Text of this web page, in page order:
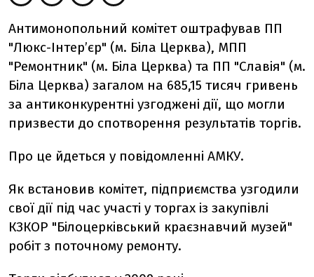
Антимонопольний комітет оштрафував ПП
"Люкс-Інтер’єр" (м. Біла Церква), МПП
"Ремонтник" (м. Біла Церква) та ПП "Славія" (м.
Біла Церква) загалом на 685,15 тисяч гривень
за антиконкурентні узгоджені дії, що могли
призвести до спотворення результатів торгів.
Про це йдеться у повідомленні АМКУ.
Як встановив комітет, підприємства узгодили
свої дії під час участі у торгах із закупівлі
КЗКОР "Білоцерківський краєзнавчий музей"
робіт з поточному ремонту.